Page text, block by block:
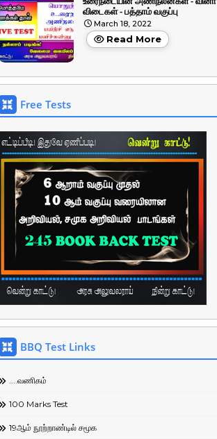
விடைகள் - பத்தாம் வகுப்பு
March 18, 2022
Read More
Free Tests
BBQ Test Links
....வணிகம்
100 Marks Test
19ஆம் நூற்றாண்டில் சமூக